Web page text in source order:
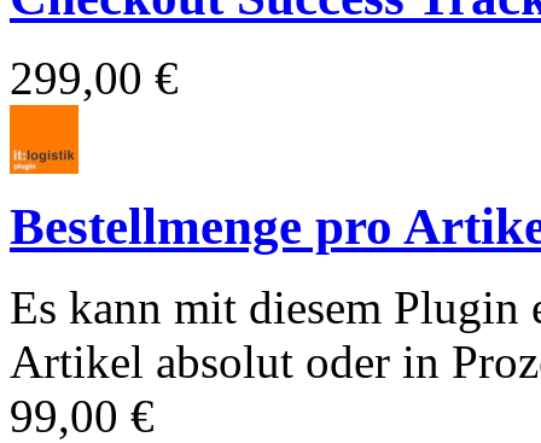
299,00 €
Bestellmenge pro
Es kann mit diesem Plugin
Artikel absolut oder in
99,00 €